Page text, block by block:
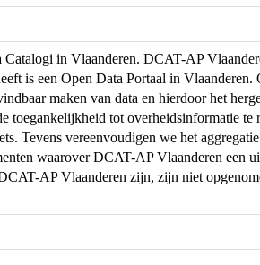
in Vlaanderen. DCAT-AP
is een Open Data Portaal in
maken van data en hierdoor het
toegankelijkheid tot overheidsinformatie
Tevens vereenvoudigen we het
waarover DCAT-AP Vlaanderen een
AP Vlaanderen zijn, zijn niet